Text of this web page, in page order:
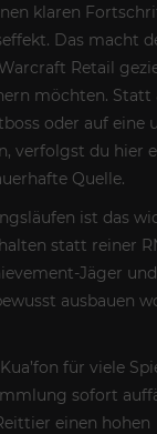
klaren
Das macht
Retail
möchten. Statt
oder auf eine
verfolgst du hier
Quelle.
ist das
statt reiner
Jäger
ausbauen
für viele
sofort
einen hohen